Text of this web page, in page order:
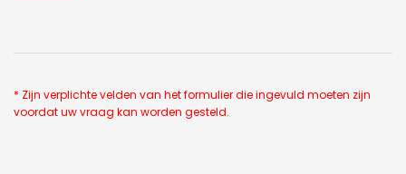
* Zijn verplichte velden van het formulier die ingevuld moeten zijn
voordat uw vraag kan worden gesteld.